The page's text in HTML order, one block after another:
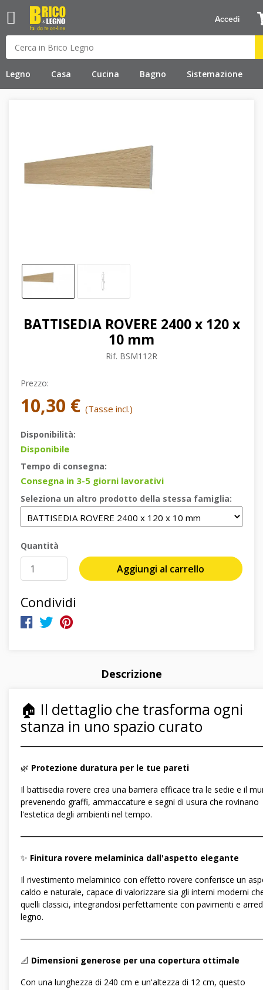
Legno Casa Cucina Bagno Sistemazione
Accedi
BATTISEDIA ROVERE 2400 x 120 x
10 mm
Rif. BSM112R
Prezzo:
10,30 € (Tasse incl.)
Disponibilità:
Disponibile
Tempo di consegna:
Consegna in 3-5 giorni lavorativi
Seleziona un altro prodotto della stessa famiglia:
Quantità
Aggiungi al carrello
Condividi
Descrizione
🏠 Il dettaglio che trasforma ogni
stanza in uno spazio curato
🌿 Protezione duratura per le tue pareti
Il battisedia rovere crea una barriera efficace tra le sedie e il
prevenendo graffi, ammaccature e segni di usura che rovinano
l'estetica degli ambienti nel tempo.
✨ Finitura rovere melaminica dall'aspetto elegante
Il rivestimento melaminico con effetto rovere conferisce un
caldo e naturale, capace di valorizzare sia gli interni moderni
quelli classici, integrandosi perfettamente con pavimenti e
legno.
📐 Dimensioni generose per una copertura ottimale
Con una lunghezza di 240 cm e un'altezza di 12 cm, questo